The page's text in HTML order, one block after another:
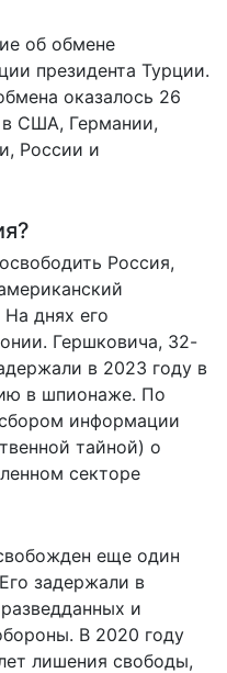
об обмене
президента Турции.
оказалось 26
США, Германии,
России и
Россия,
днях его
Гершковича, 32-
в 2023 году в
в шпионаже. По
информации
тайной) о
секторе
еще один
задержали в
и
В 2020 году
лишения свободы,